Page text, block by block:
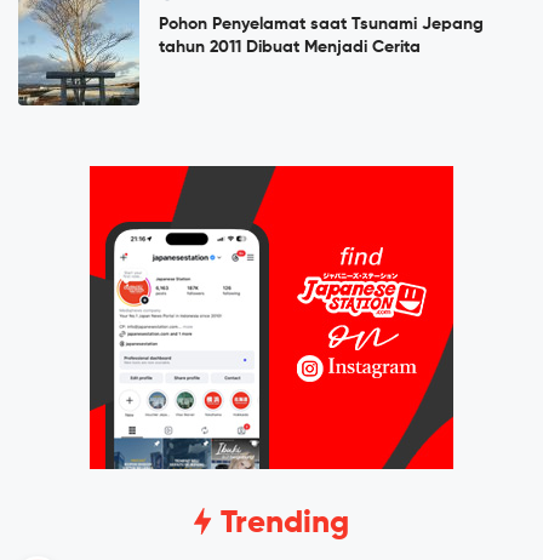
Pohon Penyelamat saat Tsunami Jepang
tahun 2011 Dibuat Menjadi Cerita
Trending